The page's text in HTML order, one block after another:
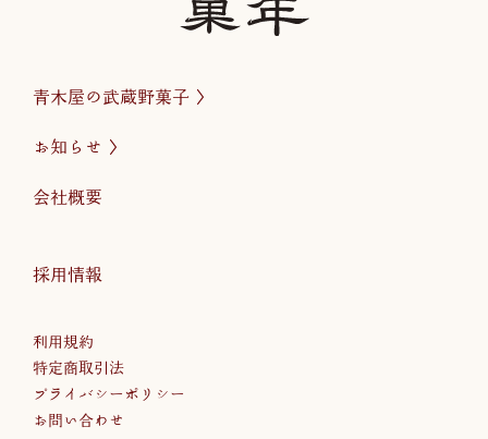
青木屋の武蔵野菓子
お知らせ
会社概要
採用情報
利用規約
特定商取引法
プライバシーポリシー
お問い合わせ